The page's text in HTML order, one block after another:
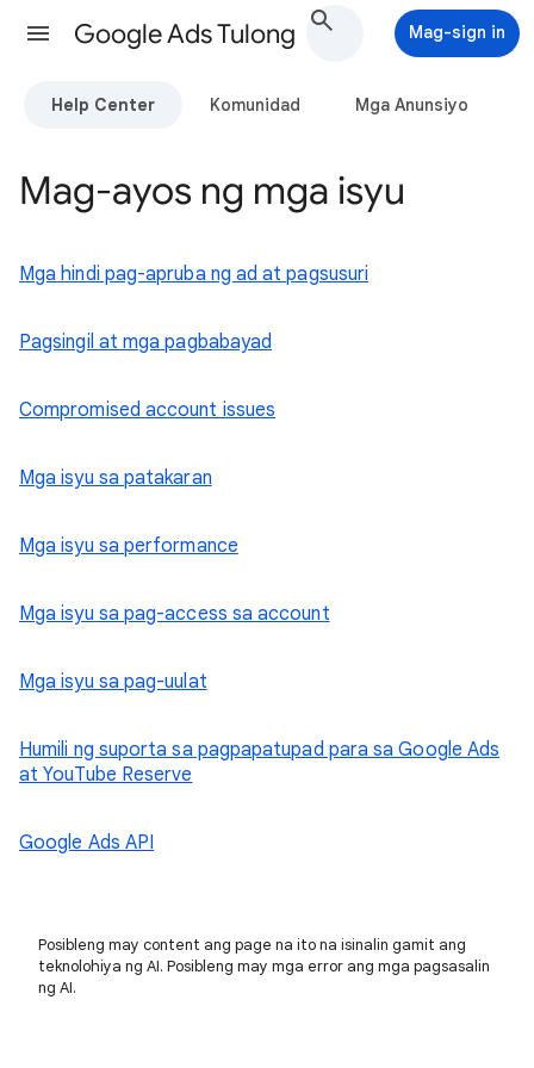
Google Ads Tulong Mag-sign in
Help Center Komunidad Mga Anunsiyo
Mag-ayos ng mga isyu
Mga hindi pag-apruba ng ad at pagsusuri
Pagsingil at mga pagbabayad
Compromised account issues
Mga isyu sa patakaran
Mga isyu sa performance
Mga isyu sa pag-access sa account
Mga isyu sa pag-uulat
Humili ng suporta sa pagpapatupad para sa Google Ads
at YouTube Reserve
Google Ads API
Posibleng may content ang page na ito na isinalin gamit ang
teknolohiya ng AI. Posibleng may mga error ang mga pagsasalin
ng AI.